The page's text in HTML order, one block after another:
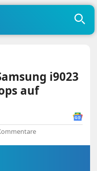
i9023
auf